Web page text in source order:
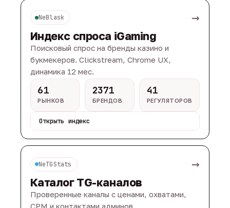
NeBlask →
Индекс спроса iGaming
Поисковый спрос на бренды казино и
букмекеров. Clickstream, Chrome UX,
динамика 12 мес.
61
РЫНКОВ
2371
БРЕНДОВ
41
РЕГУЛЯТОРОВ
Открыть индекс
NeTGStats →
Каталог TG-каналов
Проверенные каналы с ценами, охватами,
CPM и контактами админов.